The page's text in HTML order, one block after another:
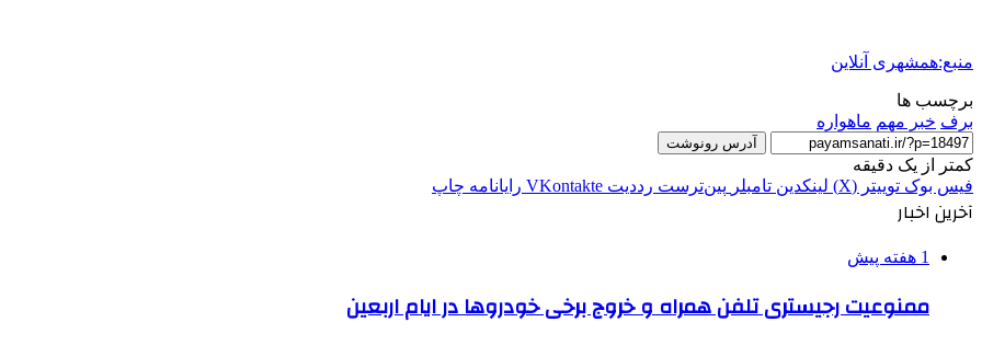
منبع:همشهری آنلاین
برچسب ها
برف خبر مهم ماهواره
آدرس رونوشت
کمتر از یک دقیقه
فیس بوک توییتر (X) لینکدین ‫تامبلر ‫پین‌ترست ‫رددیت ‫VKontakte رایانامه چاپ
آخرین اخبار
1 هفته پیش
ممنوعیت رجیستری تلفن همراه و خروج برخی خودروها در ایام اربعین